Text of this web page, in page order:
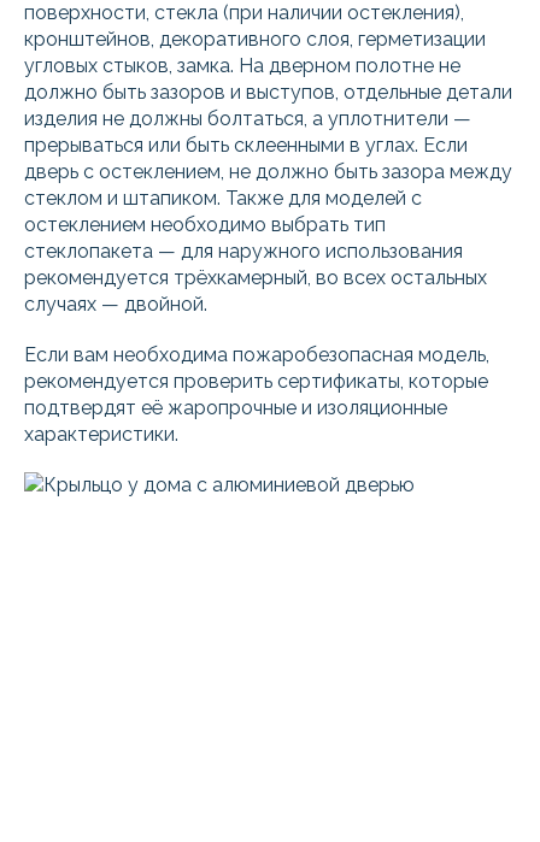
поверхности, стекла (при наличии остекления),
кронштейнов, декоративного слоя, герметизации
угловых стыков, замка. На дверном полотне не
должно быть зазоров и выступов, отдельные детали
изделия не должны болтаться, а уплотнители —
прерываться или быть склеенными в углах. Если
дверь с остеклением, не должно быть зазора между
стеклом и штапиком. Также для моделей с
остеклением необходимо выбрать тип
стеклопакета — для наружного использования
рекомендуется трёхкамерный, во всех остальных
случаях — двойной.
Если вам необходима пожаробезопасная модель,
рекомендуется проверить сертификаты, которые
подтвердят её жаропрочные и изоляционные
характеристики.